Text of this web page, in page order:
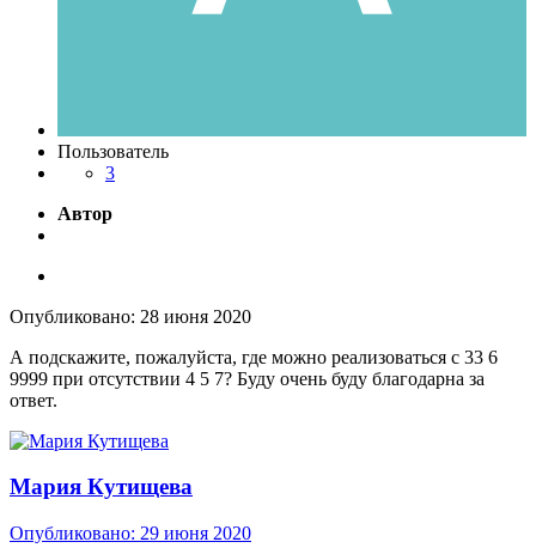
Пользователь
3
Автор
Опубликовано: 28 июня 2020
А подскажите, пожалуйста, где можно реализоваться с 33 6
9999 при отсутствии 4 5 7? Буду очень буду благодарна за
ответ.
Мария Кутищева
Опубликовано: 29 июня 2020